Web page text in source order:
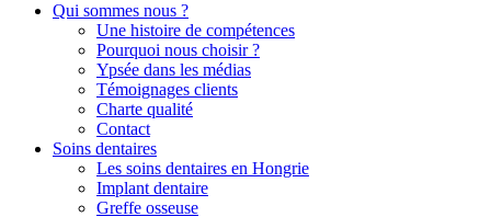
Qui sommes nous ?
Une histoire de compétences
Pourquoi nous choisir ?
Ypsée dans les médias
Témoignages clients
Charte qualité
Contact
Soins dentaires
Les soins dentaires en Hongrie
Implant dentaire
Greffe osseuse